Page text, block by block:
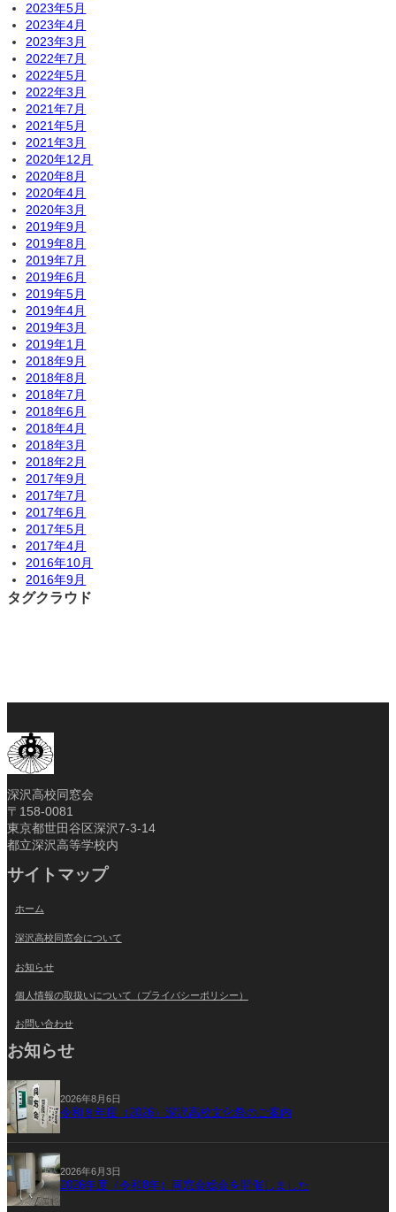
2023年5月
2023年4月
2023年3月
2022年7月
2022年5月
2022年3月
2021年7月
2021年5月
2021年3月
2020年12月
2020年8月
2020年4月
2020年3月
2019年9月
2019年8月
2019年7月
2019年6月
2019年5月
2019年4月
2019年3月
2019年1月
2018年9月
2018年8月
2018年7月
2018年6月
2018年4月
2018年3月
2018年2月
2017年9月
2017年7月
2017年6月
2017年5月
2017年4月
2016年10月
2016年9月
タグクラウド
深沢高校同窓会
〒158-0081
東京都世田谷区深沢7-3-14
都立深沢高等学校内
サイトマップ
ホーム
深沢高校同窓会について
お知らせ
個人情報の取扱いについて（プライバシーポリシー）
お問い合わせ
お知らせ
2026年8月6日
令和８年度（2026）深沢高校文化祭のご案内
2026年6月3日
2026年度（令和8年）同窓会総会を開催しました